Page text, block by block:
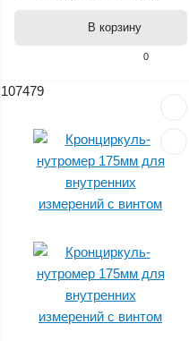
0
В корзину
107479